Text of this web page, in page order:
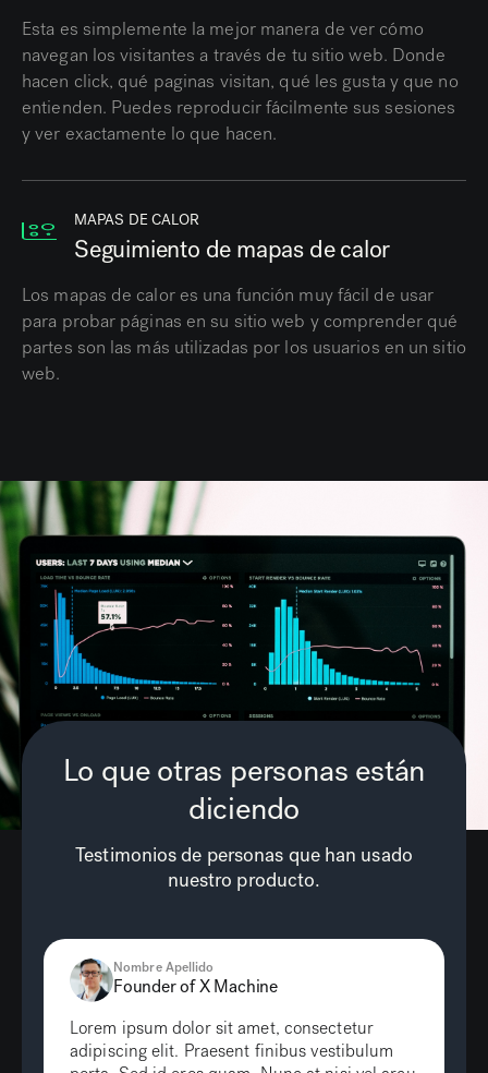
Esta es simplemente la mejor manera de ver cómo
navegan los visitantes a través de tu sitio web. Donde
hacen click, qué paginas visitan, qué les gusta y que no
entienden. Puedes reproducir fácilmente sus sesiones
y ver exactamente lo que hacen.
MAPAS DE CALOR
Seguimiento de mapas de calor
Los mapas de calor es una función muy fácil de usar
para probar páginas en su sitio web y comprender qué
partes son las más utilizadas por los usuarios en un sitio
web.
Lo que otras personas están
diciendo
Testimonios de personas que han usado
nuestro producto.
Nombre Apellido
Founder of X Machine
Lorem ipsum dolor sit amet, consectetur
adipiscing elit. Praesent finibus vestibulum